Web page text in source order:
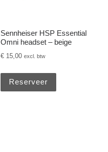
Sennheiser HSP Essential
Omni headset – beige
€ 15,00 excl. btw
Reserveer